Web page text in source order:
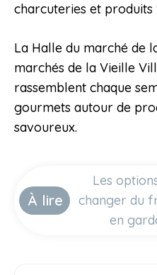
charcuteries et produits
La Halle du marché de
marchés de la Vieille
rassemblent chaque
gourmets autour de
savoureux.
À lire
Les
changer du
en